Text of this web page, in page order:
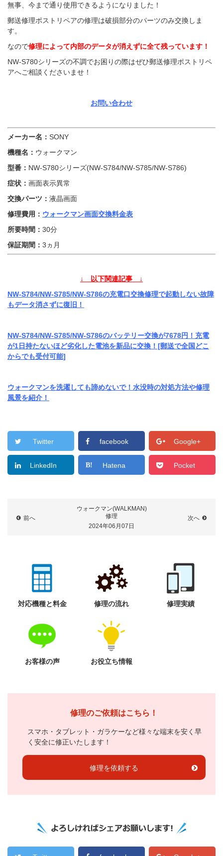
無事、今まで通り使用できるようになりました！
郵送修理ポストリペアの修理は破損部分のパーツのみ交換しま
す。
なので修理によって内部のデータが消えずに全て残っています！
NW-S780シリーズの不調でお困りの際はぜひ郵送修理ポストリペ
アへご相談くださいませ！
お問い合わせ
メーカー名： SONY
機種名： ウォークマン
型番： NW-S780シリーズ(NW-S784/NW-S785/NW-S786)
症状： 画面表示異常
交換パーツ： 液晶画面
修理費用： ウォークマン画面交換料金表
所要時間： 30分
保証期間： 3ヵ月
↓ 以下関連記事 ↓
NW-S784/NW-S785/NW-S786の充電口交換修理で起動しない故障
もデータ消さずに復旧！
NW-S784/NW-S785/NW-S786のバッテリー交換が7678円！充電
が1日持たないほど劣化した電池を新品に交換！[郵送で全国どこ
からでも受付可能]
ウォークマンを洗濯しても諦めないで！水没時の対処方法や修理
風景を紹介！
Twitter facebook Google+
LinkedIn Hatena Pocket
ウォークマン(WALKMAN)
修理
2024年06月07日
前へ 次へ
対応機種と料金 修理の流れ 修理実績
お客様の声 お役立ち情報
修理のご依頼はこちら！
スマホ・タブレット・ガラケーなど様々な端末を安く早
く安全に修正いたします！
修理を依頼する